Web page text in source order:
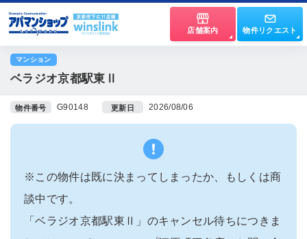
店舗案内 物件リクエスト
マンション
ベラジオ京都駅東Ⅱ
物件番号 G90148 更新日 2026/08/06
※この物件は既に決まってしまったか、もしくは商
談中です。
「ベラジオ京都駅東Ⅱ」のキャンセル待ちにつきま